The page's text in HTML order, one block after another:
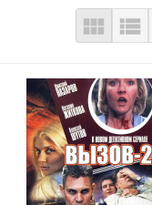
 